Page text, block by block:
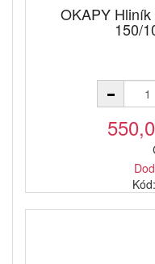
OKAPY Hliník
150/